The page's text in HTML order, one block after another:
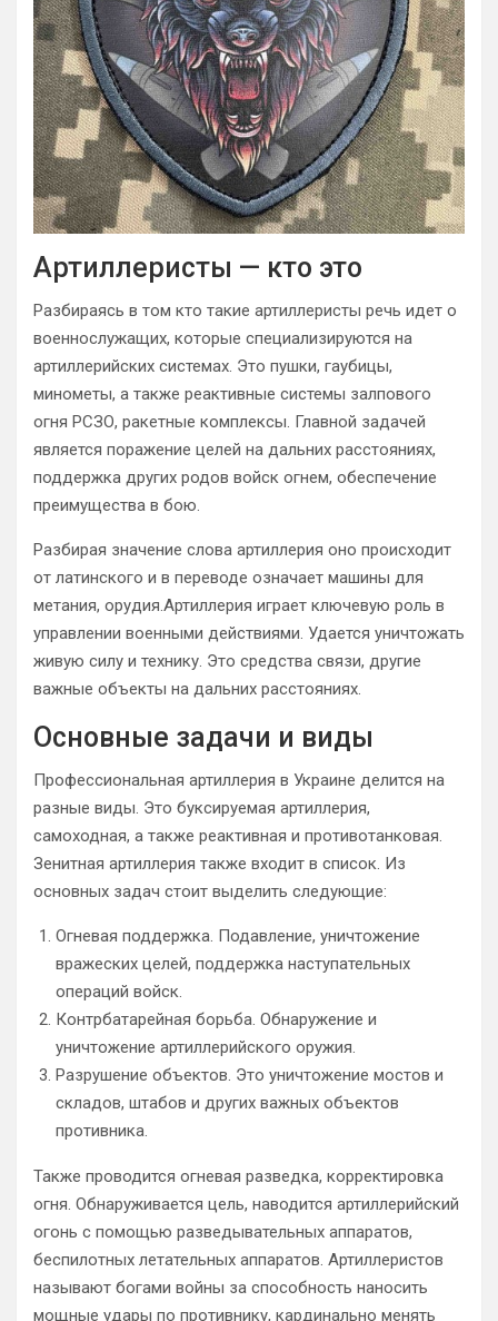
Артиллеристы — кто это
Разбираясь в том кто такие артиллеристы речь идет о
военнослужащих, которые специализируются на
артиллерийских системах. Это пушки, гаубицы,
минометы, а также реактивные системы залпового
огня РСЗО, ракетные комплексы. Главной задачей
является поражение целей на дальних расстояниях,
поддержка других родов войск огнем, обеспечение
преимущества в бою.
Разбирая значение слова артиллерия оно происходит
от латинского и в переводе означает машины для
метания, орудия.Артиллерия играет ключевую роль в
управлении военными действиями. Удается уничтожать
живую силу и технику. Это средства связи, другие
важные объекты на дальних расстояниях.
Основные задачи и виды
Профессиональная артиллерия в Украине делится на
разные виды. Это буксируемая артиллерия,
самоходная, а также реактивная и противотанковая.
Зенитная артиллерия также входит в список. Из
основных задач стоит выделить следующие:
Огневая поддержка. Подавление, уничтожение
вражеских целей, поддержка наступательных
операций войск.
Контрбатарейная борьба. Обнаружение и
уничтожение артиллерийского оружия.
Разрушение объектов. Это уничтожение мостов и
складов, штабов и других важных объектов
противника.
Также проводится огневая разведка, корректировка
огня. Обнаруживается цель, наводится артиллерийский
огонь с помощью разведывательных аппаратов,
беспилотных летательных аппаратов. Артиллеристов
называют богами войны за способность наносить
мощные удары по противнику, кардинально менять